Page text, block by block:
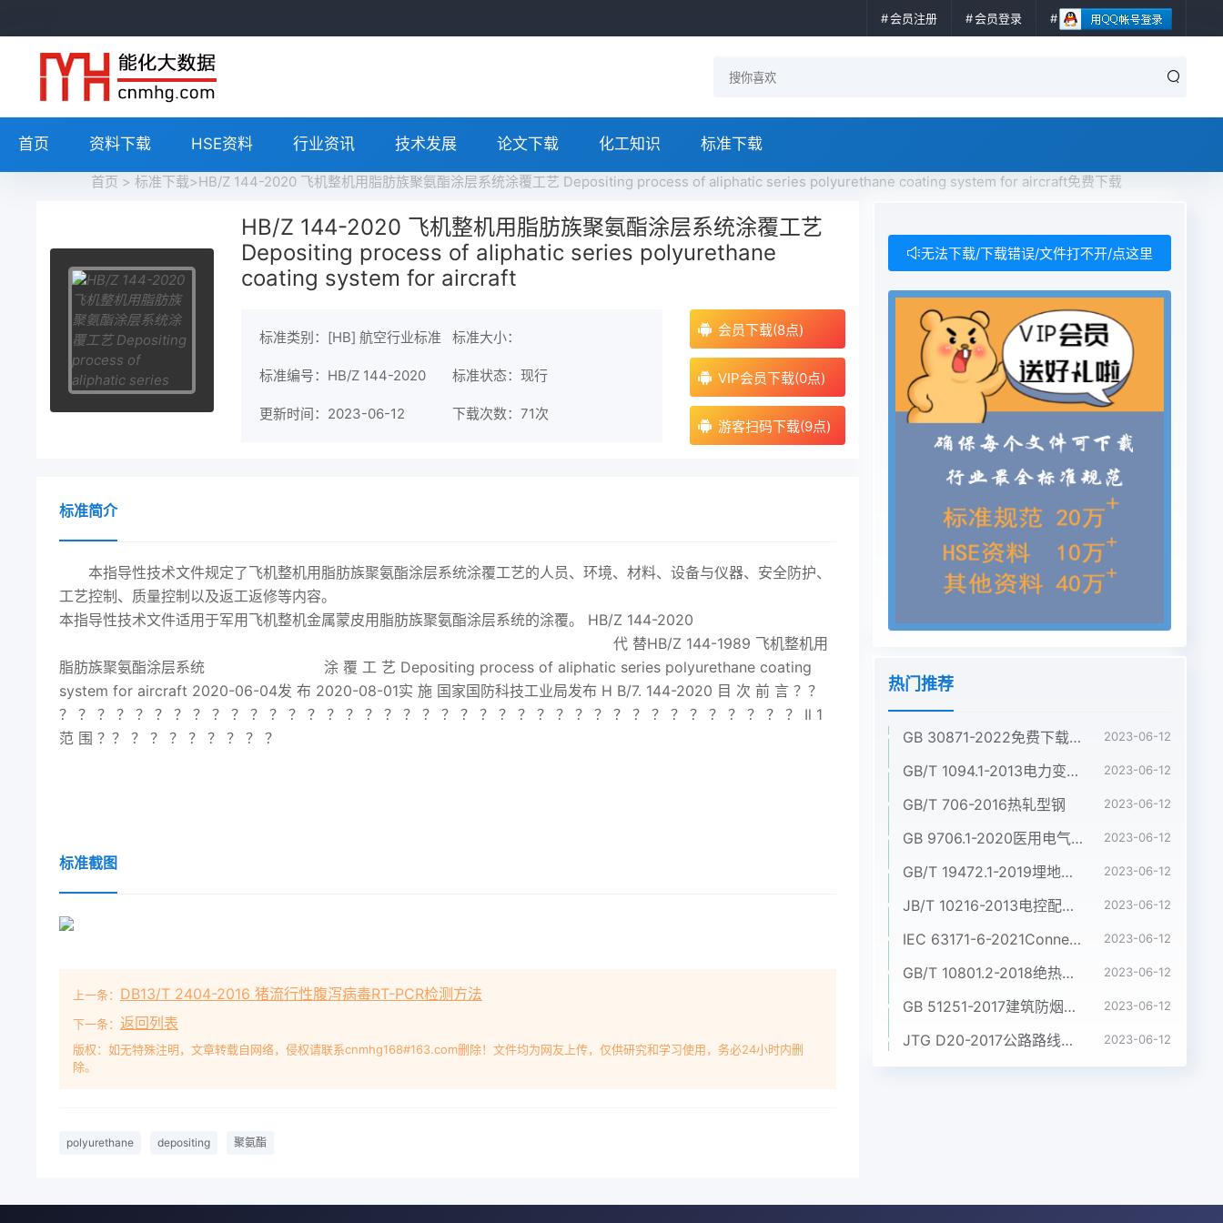
会员注册 会员登录
首页 资料下载 HSE资料 行业资讯 技术发展 论文下载 化工知识 标准下载
首页 > 标准下载>HB/Z 144-2020 飞机整机用脂肪族聚氨酯涂层系统涂覆工艺 Depositing process of aliphatic series polyurethane coating system for aircraft免费下载
HB/Z 144-2020 飞机整机用脂肪族聚氨酯涂层系统涂覆工艺
Depositing process of aliphatic series polyurethane
coating system for aircraft
标准类别：[HB] 航空行业标准 标准大小：
标准编号：HB/Z 144-2020 标准状态：现行
更新时间：2023-06-12 下载次数： 71次
会员下载(8点)
VIP会员下载(0点)
游客扫码下载(9点)
标准简介
本指导性技术文件规定了飞机整机用脂肪族聚氨酯涂层系统涂覆工艺的人员、环境、材料、设备与仪器、安全防护、
工艺控制、质量控制以及返工返修等内容。
本指导性技术文件适用于军用飞机整机金属蒙皮用脂肪族聚氨酯涂层系统的涂覆。 HB/Z 144-2020
代 替HB/Z 144-1989 飞机整机用
脂肪族聚氨酯涂层系统 涂 覆 工 艺 Depositing process of aliphatic series polyurethane coating
system for aircraft 2020-06-04发 布 2020-08-01实 施 国家国防科技工业局发布 H B/7. 144-2020 目 次 前 言 ？？
？ ？ ？ ？ ？ ？ ？ ？ ？ ？ ？ ？ ？ ？ ？ ？ ？ ？ ？ ？ ？ ？ ？ ？ ？ ？ ？ ？ ？ ？ ？ ？ ？ ？ ？ ？ ？ ？ ？ Il 1
范 围 ？？ ？ ？ ？ ？ ？ ？ ？ ？
标准截图
上一条： DB13/T 2404-2016 猪流行性腹泻病毒RT-PCR检测方法
下一条： 返回列表
版权：如无特殊注明，文章转载自网络，侵权请联系cnmhg168#163.com删除！文件均为网友上传，仅供研究和学习使用，务必24小时内删
除。
polyurethane depositing 聚氨酯
无法下载/下载错误/文件打不开/点这里
热门推荐
GB 30871-2022免费下载危险化学品企业特殊作业安全规范 2023-06-12
GB/T 1094.1-2013电力变压器 第1部分:总则 2023-06-12
GB/T 706-2016热轧型钢 2023-06-12
GB 9706.1-2020医用电气设备 第1部分:基本安全和基本性能的通用要求 2023-06-12
GB/T 19472.1-2019埋地用聚乙烯(PE)结构壁管道系统 第1部分:聚乙烯双壁波纹管材 2023-06-12
JB/T 10216-2013电控配电用电缆桥架 2023-06-12
IEC 63171-6-2021Connectors for electrical and electronic equipment - Part 6: Detail specification for 2-way and 4-way (data/power), shielded, free and fixed connectors for power and data transmission with frequencies up to 600 MHz 2023-06-12
GB/T 10801.2-2018绝热用挤塑聚苯乙烯泡沫塑料(XPS) 2023-06-12
GB 51251-2017建筑防烟排烟系统技术标准 2023-06-12
JTG D20-2017公路路线设计规范 2023-06-12